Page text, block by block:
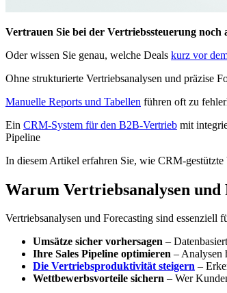
Vertrauen Sie bei der Vertriebssteuerung
Oder wissen Sie genau, welche Deals kurz vor
Ohne strukturierte Vertriebsanalysen und präzise
Manuelle Reports und Tabellen führen oft zu
Ein CRM-System für den B2B-Vertrieb mit
Pipeline
In diesem Artikel erfahren Sie, wie CRM-gestützte
Warum Vertriebsanalysen
Vertriebsanalysen und Forecasting sind essenziell
Umsätze sicher vorhersagen –
Ihre Sales Pipeline optimieren – Analysen
Die Vertriebsproduktivität steigern –
Wettbewerbsvorteile sichern – Wer